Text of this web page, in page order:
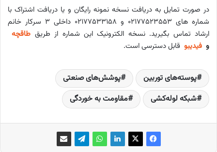
در صورت تمایل به دریافت نسخه نمونه رایگان و یا دریافت اشتراک با
شماره های ۰۲۱۷۷۵۲۳۵۵۳ و ۰۲۱۷۷۵۳۳۱۵۸ داخلی ۳ سرکار خانم
ارشاد تماس بگیرید. نسخه الکترونیک این شماره از طریق طاقچه
و فیدیبو قابل دسترسی است.
پوسته‌های توربین
پوشش‌های صنعتی
شبکه لوله‌کشی
مقاومت به خوردگی